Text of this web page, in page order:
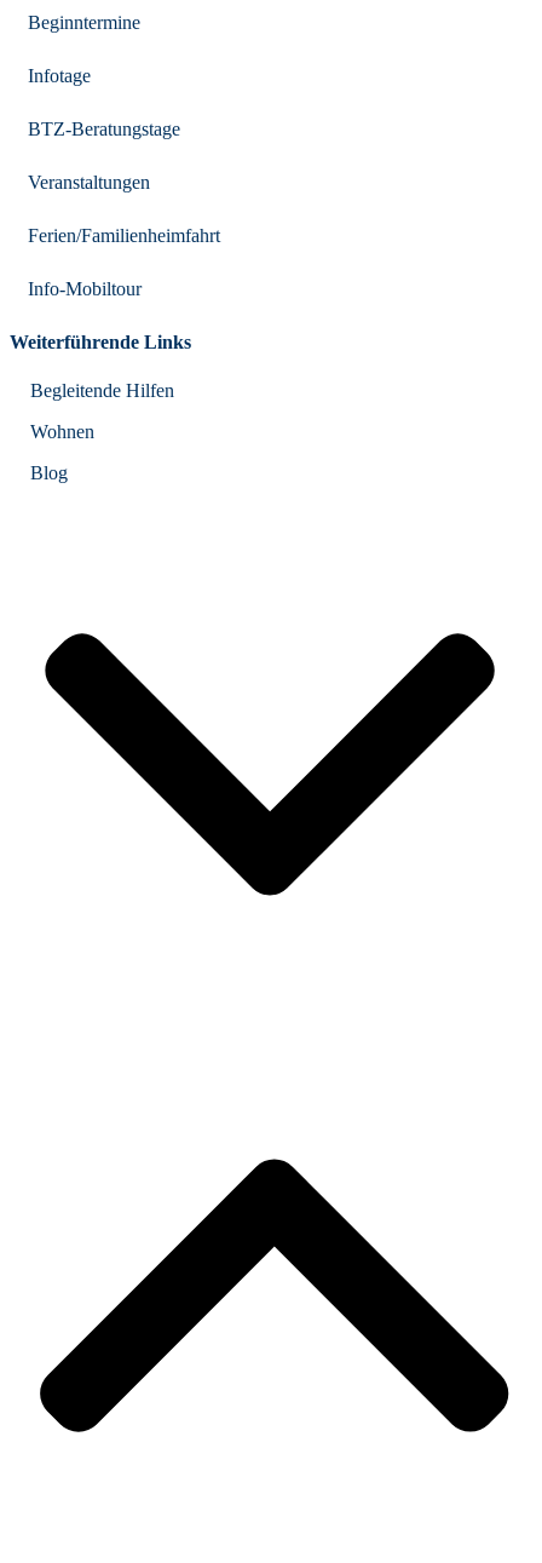
Beginntermine
Infotage
BTZ-Beratungstage
Veranstaltungen
Ferien/Familienheimfahrt
Info-Mobiltour
Weiterführende Links
Begleitende Hilfen
Wohnen
Blog